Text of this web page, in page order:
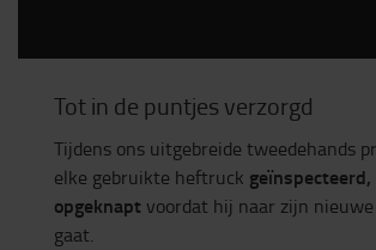
Tot in de puntjes verzorgd
Tijdens ons uitgebreide tweedehands
elke gebruikte heftruck
opgeknapt voordat hij naar zijn
gaat.